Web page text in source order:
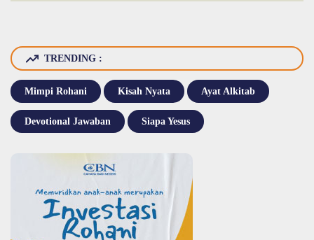
TRENDING :
Mimpi Rohani Kisah Nyata Ayat Alkitab
Devotional Jawaban Siapa Yesus